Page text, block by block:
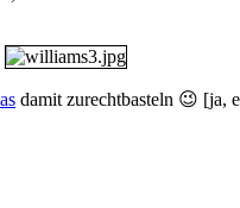
damit zurechtbasteln 😉 [ja,